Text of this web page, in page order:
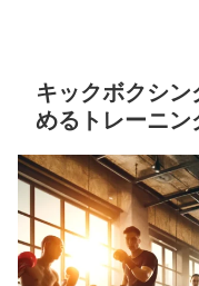
キックボクシ
めるトレーニン